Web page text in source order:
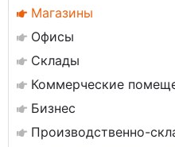
Магазины
Офисы
Склады
Коммерческие
Бизнес
Производственно-